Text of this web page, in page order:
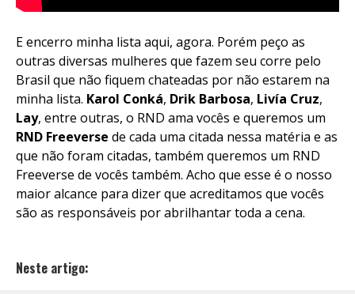
E encerro minha lista aqui, agora. Porém peço as
outras diversas mulheres que fazem seu corre pelo
Brasil que não fiquem chateadas por não estarem na
minha lista. Karol Conká, Drik Barbosa, Livía Cruz,
Lay, entre outras, o RND ama vocês e queremos um
RND Freeverse de cada uma citada nessa matéria e as
que não foram citadas, também queremos um RND
Freeverse de vocês também. Acho que esse é o nosso
maior alcance para dizer que acreditamos que vocês
são as responsáveis por abrilhantar toda a cena.
Neste artigo: